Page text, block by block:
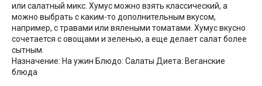
или салатный микс. Хумус можно взять классический, а
можно выбрать с каким-то дополнительным вкусом,
например, с травами или вялеными томатами. Хумус вкусно
сочетается с овощами и зеленью, а еще делает салат более
сытным.
Назначение: На ужин Блюдо: Салаты Диета: Веганские
блюда